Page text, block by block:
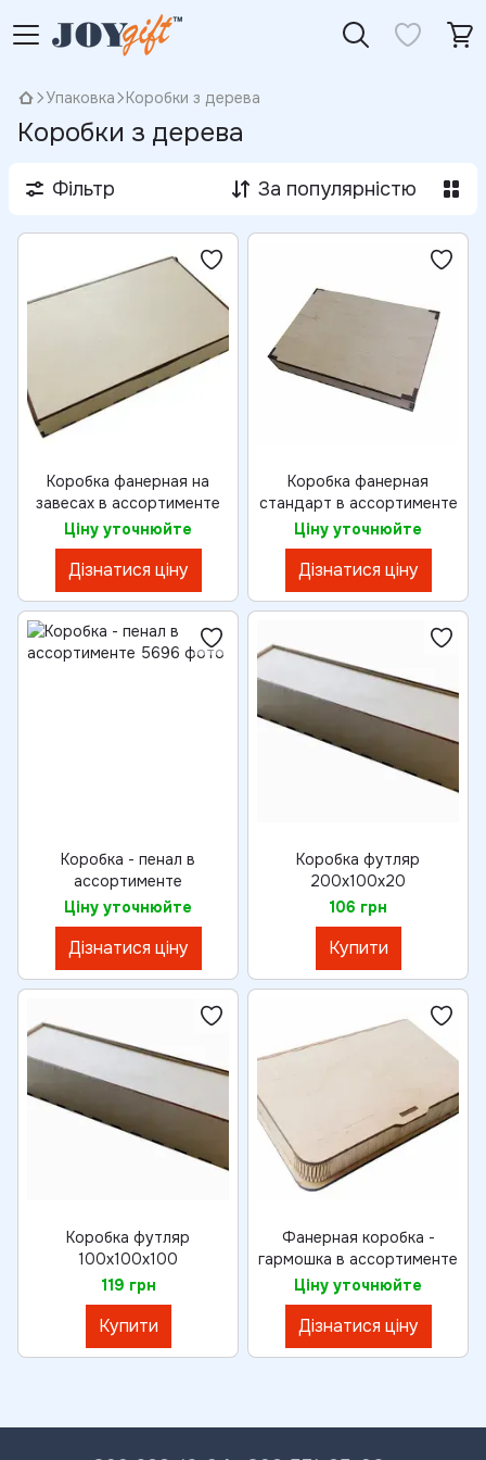
Упаковка Коробки з дерева
Коробки з дерева
Фільтр За популярністю
Коробка фанерная на
завесах в ассортименте
Ціну уточнюйте
Дізнатися ціну
Коробка фанерная
стандарт в ассортименте
Ціну уточнюйте
Дізнатися ціну
Коробка - пенал в
ассортименте
Ціну уточнюйте
Дізнатися ціну
Коробка футляр
200х100х20
106 грн
Купити
Коробка футляр
100х100х100
119 грн
Купити
Фанерная коробка -
гармошка в ассортименте
Ціну уточнюйте
Дізнатися ціну